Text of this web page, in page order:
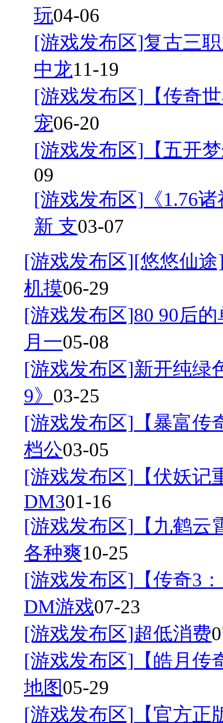
玩04-06
[游戏发布区]复古三
中龙11-19
[游戏发布区] 【传奇
宠06-20
[游戏发布区] 【五开
09
[游戏发布区] 《1.76
新 支03-07
[游戏发布区][悠悠仙
机摸06-29
[游戏发布区]80 90后
月一05-08
[游戏发布区]新开纯绿
9》 03-25
[游戏发布区] 【暴富
档公03-05
[游戏发布区] 【伏妖
DM301-16
[游戏发布区] 【九鹤
各种爽10-25
[游戏发布区] 【传奇3
DM游戏07-23
[游戏发布区]超低消费
[游戏发布区] 【皓月
地图05-29
[游戏发布区] 【官方